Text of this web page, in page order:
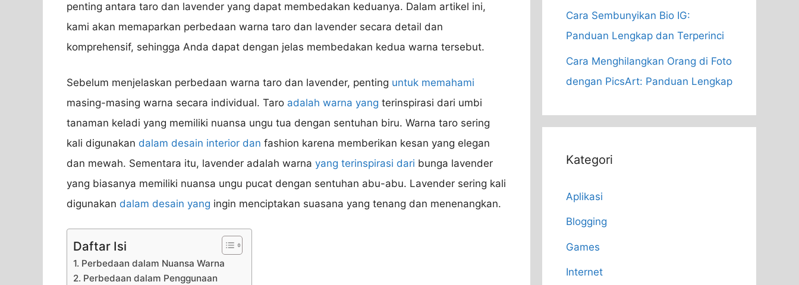
penting antara taro dan lavender yang dapat membedakan keduanya. Dalam artikel ini,
kami akan memaparkan perbedaan warna taro dan lavender secara detail dan
komprehensif, sehingga Anda dapat dengan jelas membedakan kedua warna tersebut.
Sebelum menjelaskan perbedaan warna taro dan lavender, penting untuk memahami
masing-masing warna secara individual. Taro adalah warna yang terinspirasi dari umbi
tanaman keladi yang memiliki nuansa ungu tua dengan sentuhan biru. Warna taro sering
kali digunakan dalam desain interior dan fashion karena memberikan kesan yang elegan
dan mewah. Sementara itu, lavender adalah warna yang terinspirasi dari bunga lavender
yang biasanya memiliki nuansa ungu pucat dengan sentuhan abu-abu. Lavender sering kali
digunakan dalam desain yang ingin menciptakan suasana yang tenang dan menenangkan.
Daftar Isi
1. Perbedaan dalam Nuansa Warna
2. Perbedaan dalam Penggunaan
Cara Sembunyikan Bio IG:
Panduan Lengkap dan Terperinci
Cara Menghilangkan Orang di Foto
dengan PicsArt: Panduan Lengkap
Kategori
Aplikasi
Blogging
Games
Internet